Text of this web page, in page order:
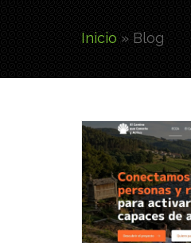
Usted
Inicio » Blog